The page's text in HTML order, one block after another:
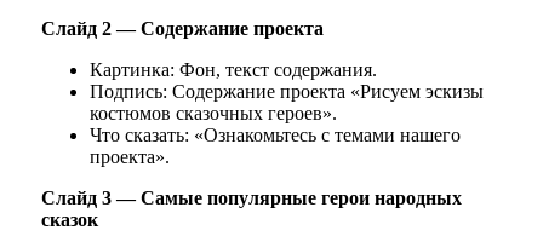
Слайд 2 — Содержание проекта
Картинка: Фон, текст содержания.
Подпись: Содержание проекта «Рисуем эскизы
костюмов сказочных героев».
Что сказать: «Ознакомьтесь с темами нашего
проекта».
Слайд 3 — Самые популярные герои народных
сказок